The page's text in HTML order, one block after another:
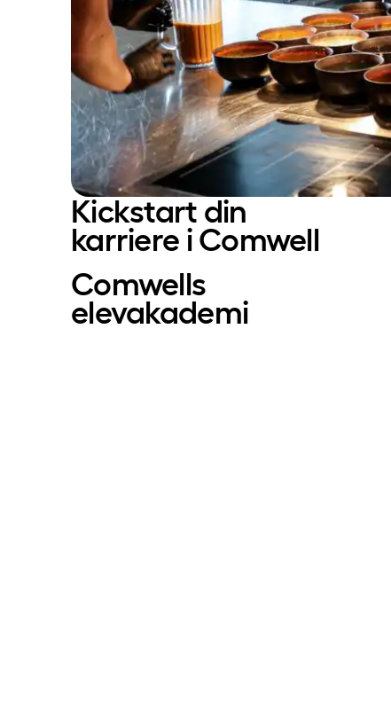
Kickstart din
karriere i Comwell
Comwells
elevakademi